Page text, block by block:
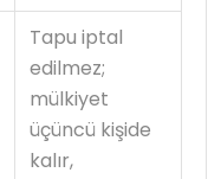
Tapu iptal
edilmez;
mülkiyet
üçüncü kişide
kalır,